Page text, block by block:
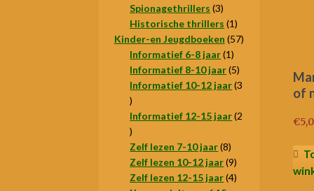
of
€
producten
Spionagethrillers 33
producten
Historische thrillers 11
product
Kinder-en Jeugdboeken 5757
Informatief 6-8 jaar 11
product
Informatief 8-10 jaar 55
producten
Informatief 10-12 jaar 3
3
producten
Informatief 12-15 jaar 2
2
producten
Zelf lezen 7-10 jaar 88
producten
Zelf lezen 10-12 jaar 99
producten
Zelf lezen 12-15 jaar 44